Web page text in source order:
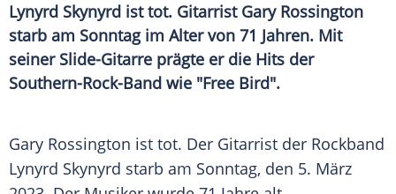
Lynyrd Skynyrd ist tot. Gitarrist Gary Rossington
starb am Sonntag im Alter von 71 Jahren. Mit
seiner Slide-Gitarre prägte er die Hits der
Southern-Rock-Band wie "Free Bird".
Gary Rossington ist tot. Der Gitarrist der Rockband
Lynyrd Skynyrd starb am Sonntag, den 5. März